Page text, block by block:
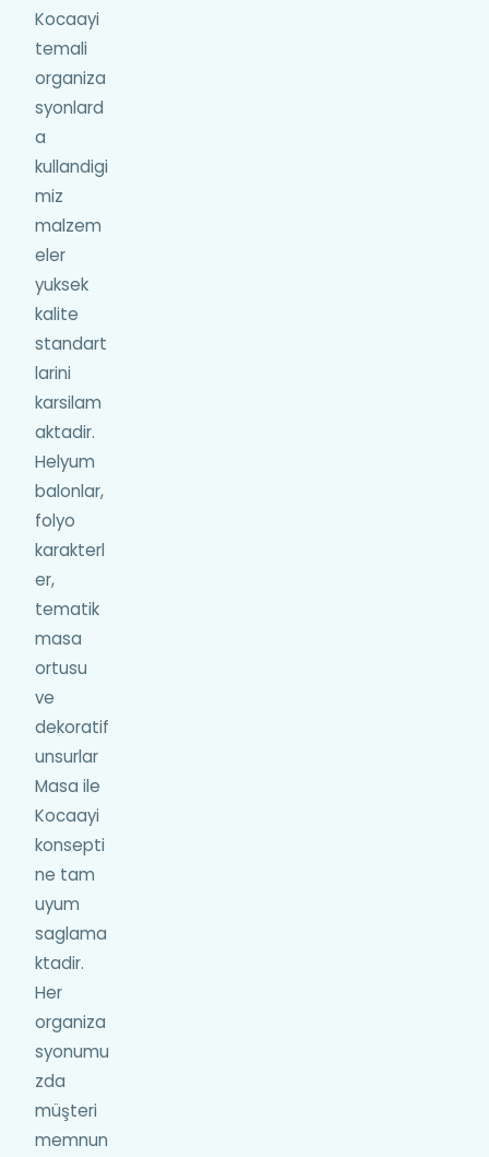
Kocaayi
temali
organiza
syonlard
a
kullandigi
miz
malzem
eler
yuksek
kalite
standart
larini
karsilam
aktadir.
Helyum
balonlar,
folyo
karakterl
er,
tematik
masa
ortusu
ve
dekoratif
unsurlar
Masa ile
Kocaayi
konsepti
ne tam
uyum
saglama
ktadir.
Her
organiza
syonumu
zda
müşteri
memnun